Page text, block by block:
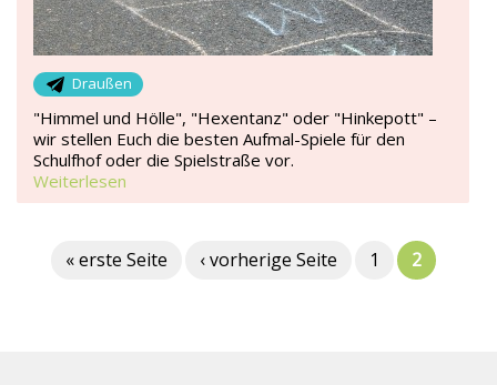
Draußen
"Himmel und Hölle", "Hexentanz" oder "Hinkepott" –
wir stellen Euch die besten Aufmal-Spiele für den
Schulfhof oder die Spielstraße vor.
Weiterlesen
« erste Seite ‹ vorherige Seite 1 2